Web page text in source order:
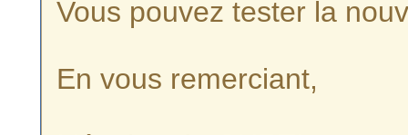
Vous pouvez tester la
En vous remerciant,